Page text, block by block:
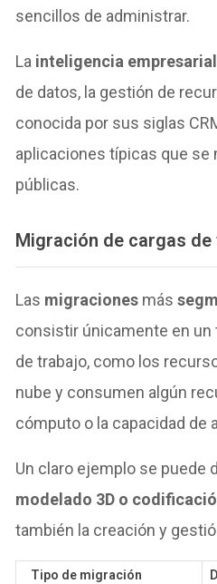
sencillos de administrar.
La inteligencia
de datos, la gestión de
conocida por sus siglas
aplicaciones típicas que se
públicas.
Migración de cargas
Las migraciones más
consistir únicamente en
de trabajo, como los
nube y consumen algún
cómputo o la capacidad de
Un claro ejemplo se puede
modelado 3D o
también la creación y
Tipo de migración